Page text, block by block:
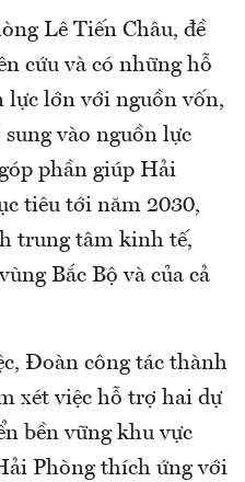
Lê Tiến Châu, đề
cứu và có những hỗ
lực lớn với nguồn vốn,
vào nguồn lực
phần giúp Hải
tiêu tới năm 2030,
trung tâm kinh tế,
Bắc Bộ và của cả
Đoàn công tác thành
xét việc hỗ trợ hai dự
bền vững khu vực
Phòng thích ứng với